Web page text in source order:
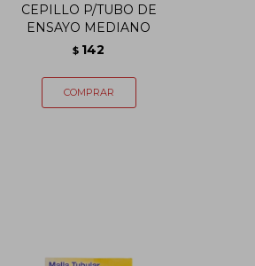
CEPILLO P/TUBO DE
ENSAYO MEDIANO
$ 142